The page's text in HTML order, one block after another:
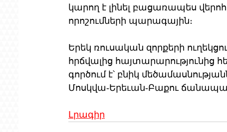
կարող է լինել բացառապես
որոշումների պարագային։
Երեկ ռուսական զորքերի
հրճվալից հայտարարությունից
գործում է՝ բնիկ
Մոսկվա-Երեւան-Բաքու
Լրագիր